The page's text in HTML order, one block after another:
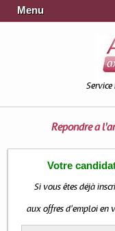
Menu
Répondre à
Votre
Si vous êtes déjà
aux offres d'emploi en